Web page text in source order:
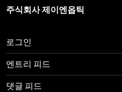
주식회사 제이엔옵틱
로그인
엔트리 피드
댓글 피드